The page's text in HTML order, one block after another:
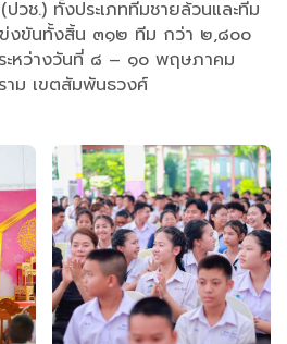
ช.) ทั้งประเภททีมชายล้วนและทีม
งขันทั้งสิ้น ๓๑๒ ทีม กว่า ๒,๘๐๐
ะหว่างวันที่ ๘ – ๑๐ พฤษภาคม
ม เขตสัมพันธวงศ์